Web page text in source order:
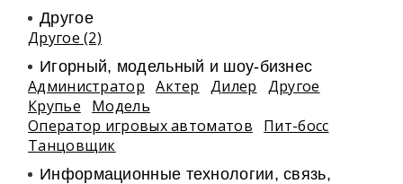
Другое
Другое (2)
Игорный, модельный и шоу-бизнес
Администратор Актер Дилер
Другое
Крупье
Модель
Оператор игровых автоматов
Пит-босс
Танцовщик
Информационные технологии, связь,